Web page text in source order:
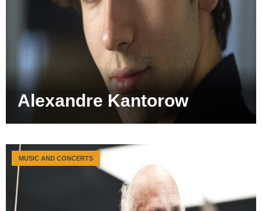
Alexandre Kantorow
MUSIC AND CONCERTS